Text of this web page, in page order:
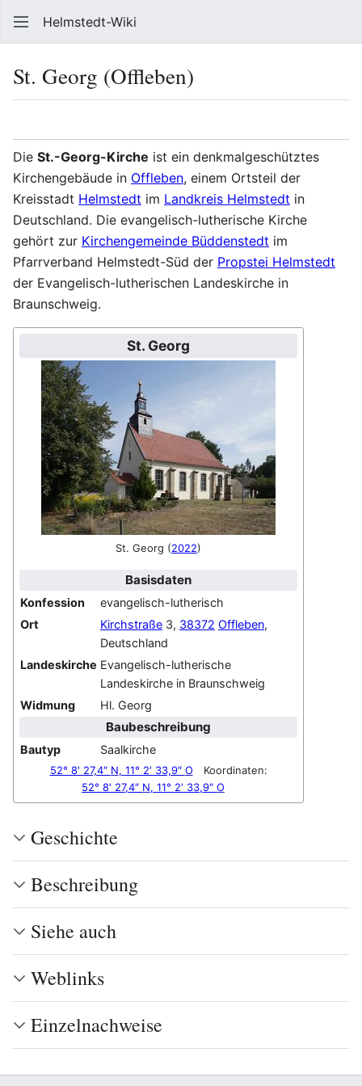
Helmstedt-Wiki
St. Georg (Offleben)
Die St.-Georg-Kirche ist ein denkmalgeschütztes
Kirchengebäude in Offleben, einem Ortsteil der
Kreisstadt Helmstedt im Landkreis Helmstedt in
Deutschland. Die evangelisch-lutherische Kirche
gehört zur Kirchengemeinde Büddenstedt im
Pfarrverband Helmstedt-Süd der Propstei Helmstedt
der Evangelisch-lutherischen Landeskirche in
Braunschweig.
St. Georg
St. Georg (2022)
Basisdaten
Konfession
evangelisch-lutherisch
Ort
Kirchstraße 3, 38372 Offleben,
Deutschland
Landeskirche Evangelisch-lutherische
Landeskirche in Braunschweig
Widmung
Hl. Georg
Baubeschreibung
Bautyp Saalkirche
52° 8′ 27,4″ N, 11° 2′ 33,9″ O
Koordinaten:
52° 8′ 27,4″ N, 11° 2′ 33,9″ O
Geschichte
Beschreibung
Siehe auch
Weblinks
Einzelnachweise